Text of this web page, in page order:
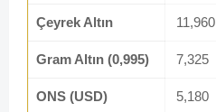
Çeyrek Altın 11,960
Gram Altın (0,995) 7,325
ONS (USD) 5,180